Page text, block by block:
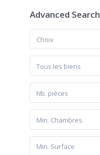
Advanced Search
Choix
Tous les biens
Nb. pièces
Min. Chambres